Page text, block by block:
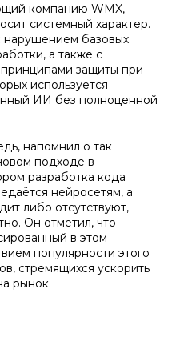
компанию WMX,
системный характер.
нарушением базовых
а также с
защиты при
используется
ИИ без полноценной
напомнил о так
подходе в
разработка кода
нейросетям, а
либо отсутствуют,
Он отметил, что
в этом
популярности этого
стремящихся ускорить
рынок.